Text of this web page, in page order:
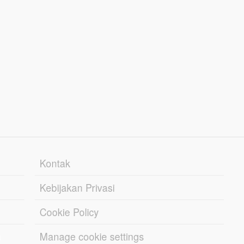
Kontak
Kebijakan Privasi
Cookie Policy
Manage cookie settings